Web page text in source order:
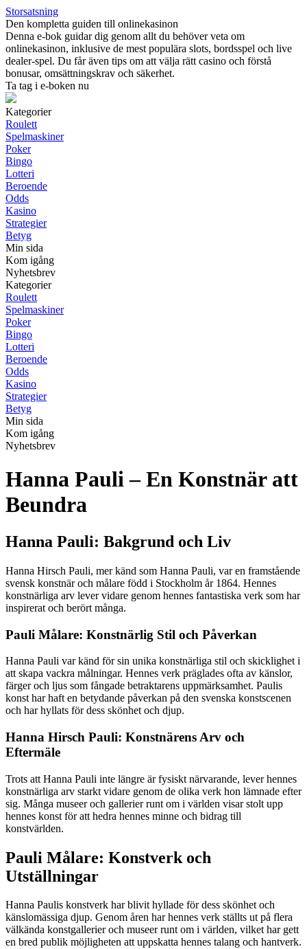
Storsatsning
Den kompletta guiden till onlinekasinon
Denna e-bok guidar dig genom allt du behöver veta om
onlinekasinon, inklusive de mest populära slots, bordsspel och live
dealer-spel. Du får även tips om att välja rätt casino och förstå
bonusar, omsättningskrav och säkerhet.
Ta tag i e-boken nu
Kategorier
Roulett
Spelmaskiner
Poker
Bingo
Lotteri
Beroende
Odds
Kasino
Strategier
Betyg
Min sida
Kom igång
Nyhetsbrev
Kategorier
Roulett
Spelmaskiner
Poker
Bingo
Lotteri
Beroende
Odds
Kasino
Strategier
Betyg
Min sida
Kom igång
Nyhetsbrev
Hanna Pauli – En Konstnär att
Beundra
Hanna Pauli: Bakgrund och Liv
Hanna Hirsch Pauli, mer känd som Hanna Pauli, var en framstående
svensk konstnär och målare född i Stockholm år 1864. Hennes
konstnärliga arv lever vidare genom hennes fantastiska verk som har
inspirerat och berört många.
Pauli Målare: Konstnärlig Stil och Påverkan
Hanna Pauli var känd för sin unika konstnärliga stil och skicklighet i
att skapa vackra målningar. Hennes verk präglades ofta av känslor,
färger och ljus som fångade betraktarens uppmärksamhet. Paulis
konst har haft en betydande påverkan på den svenska konstscenen
och har hyllats för dess skönhet och djup.
Hanna Hirsch Pauli: Konstnärens Arv och
Eftermäle
Trots att Hanna Pauli inte längre är fysiskt närvarande, lever hennes
konstnärliga arv starkt vidare genom de olika verk hon lämnade efter
sig. Många museer och gallerier runt om i världen visar stolt upp
hennes konst för att hedra hennes minne och bidrag till
konstvärlden.
Pauli Målare: Konstverk och
Utställningar
Hanna Paulis konstverk har blivit hyllade för dess skönhet och
känslomässiga djup. Genom åren har hennes verk ställts ut på flera
välkända konstgallerier och museer runt om i världen, vilket har gett
en bred publik möjligheten att uppskatta hennes talang och hantverk.